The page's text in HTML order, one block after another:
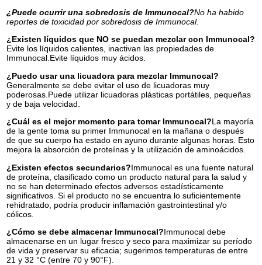
¿Puede ocurrir una sobredosis de Immunocal?No ha habido
reportes de toxicidad por sobredosis de Immunocal.
¿Existen líquidos que NO se puedan mezclar con Immunocal?
Evite los líquidos calientes, inactivan las propiedades de
Immunocal.Evite líquidos muy ácidos.
¿Puedo usar una licuadora para mezclar Immunocal?
Generalmente se debe evitar el uso de licuadoras muy
poderosas.Puede utilizar licuadoras plásticas portátiles, pequeñas
y de baja velocidad.
¿Cuál es el mejor momento para tomar Immunocal?La mayoría
de la gente toma su primer Immunocal en la mañana o después
de que su cuerpo ha estado en ayuno durante algunas horas. Esto
mejora la absorción de proteínas y la utilización de aminoácidos.
¿Existen efectos secundarios?Immunocal es una fuente natural
de proteína, clasificado como un producto natural para la salud y
no se han determinado efectos adversos estadísticamente
significativos. Si el producto no se encuentra lo suficientemente
rehidratado, podría producir inflamación gastrointestinal y/o
cólicos.
¿Cómo se debe almacenar Immunocal?Immunocal debe
almacenarse en un lugar fresco y seco para maximizar su período
de vida y preservar su eficacia; sugerimos temperaturas de entre
21 y 32 °C (entre 70 y 90°F).